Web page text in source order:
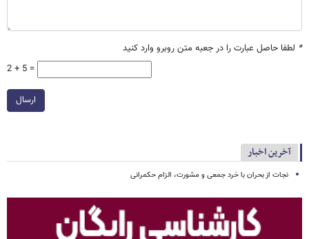
* لطفا حاصل عبارت را در جعبه متن روبرو وارد کنید
2 + 5 =
ارسال
آخرین اخبار
نجات از بحران با خرد جمعی و مشورت، الزام حکمرانی